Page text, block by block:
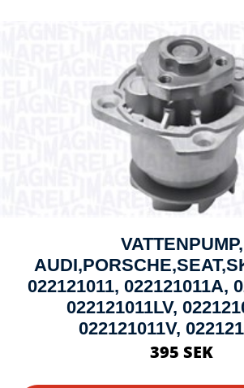
VATTENPUMP,
022121011, 022121011A,
022121011LV,
022121011V,
395 SEK